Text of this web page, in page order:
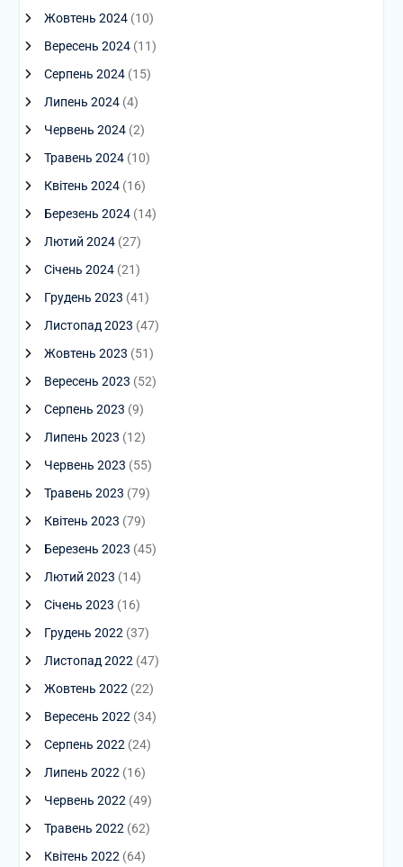
Жовтень 2024(10)
Вересень 2024(11)
Серпень 2024(15)
Липень 2024(4)
Червень 2024(2)
Травень 2024(10)
Квітень 2024(16)
Березень 2024(14)
Лютий 2024(27)
Січень 2024(21)
Грудень 2023 (41)
Листопад 2023 (47)
Жовтень 2023 (51)
Вересень 2023 (52)
Серпень 2023 (9)
Липень 2023 (12)
Червень 2023 (55)
Травень 2023 (79)
Квітень 2023 (79)
Березень 2023 (45)
Лютий 2023 (14)
Січень 2023 (16)
Грудень 2022 (37)
Листопад 2022 (47)
Жовтень 2022 (22)
Вересень 2022 (34)
Серпень 2022 (24)
Липень 2022 (16)
Червень 2022 (49)
Травень 2022 (62)
Квітень 2022 (64)